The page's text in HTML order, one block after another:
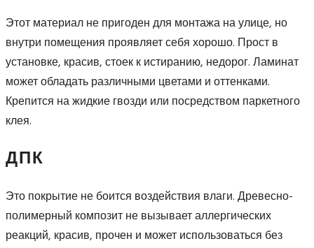
Этот материал не пригоден для монтажа на улице, но
внутри помещения проявляет себя хорошо. Прост в
установке, красив, стоек к истиранию, недорог. Ламинат
может обладать различными цветами и оттенками.
Крепится на жидкие гвозди или посредством паркетного
клея.
ДПК
Это покрытие не боится воздействия влаги. Древесно-
полимерный композит не вызывает аллергических
реакций, красив, прочен и может использоваться без